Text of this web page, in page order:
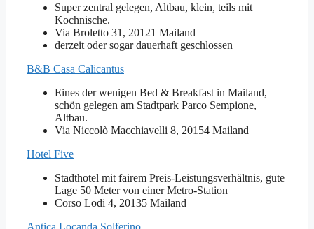
Super zentral gelegen, Altbau, klein, teils mit
Kochnische.
Via Broletto 31, 20121 Mailand
derzeit oder sogar dauerhaft geschlossen
B&B Casa Calicantus
Eines der wenigen Bed & Breakfast in Mailand,
schön gelegen am Stadtpark Parco Sempione,
Altbau.
Via Niccolò Macchiavelli 8, 20154 Mailand
Hotel Five
Stadthotel mit fairem Preis-Leistungsverhältnis, gute
Lage 50 Meter von einer Metro-Station
Corso Lodi 4, 20135 Mailand
Antica Locanda Solferino